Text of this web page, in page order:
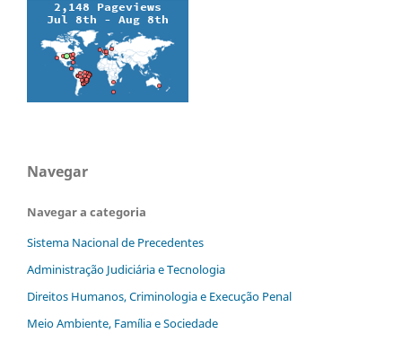
Navegar
Navegar a categoria
Sistema Nacional de Precedentes
Administração Judiciária e Tecnologia
Direitos Humanos, Criminologia e Execução Penal
Meio Ambiente, Família e Sociedade